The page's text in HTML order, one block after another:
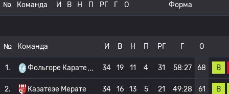
№ Команда И В Н П РГ Г О Форма
№ Команда И В Н П РГ Г О
1. Фольгоре Карате 34 19 11 4 31 58:27 68 В
2. Казатезе Мерате 34 16 13 5 21 49:28 61 В